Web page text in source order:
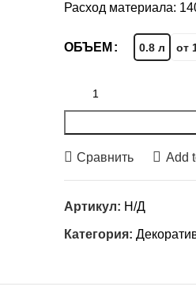
Расход материала:
ОБЪЕМ 0.8 л от
Сравнить Add
Артикул: Н/Д
Категория: